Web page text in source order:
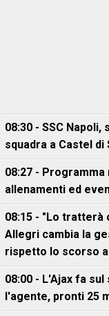
08:30 - SSC
squadra a Castel di
08:27 -
allenamenti ed
08:15 - "Lo tratterà
Allegri cambia la
rispetto lo scorso
08:00 - L'Ajax fa
l'agente, pronti 25